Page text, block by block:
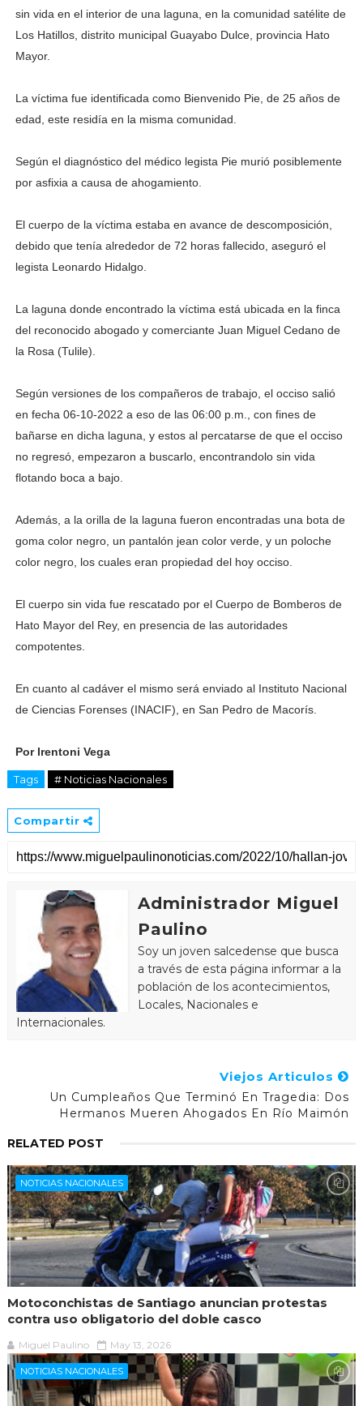
sin vida en el interior de una laguna, en la comunidad satélite de
Los Hatillos, distrito municipal Guayabo Dulce, provincia Hato
Mayor.
La víctima fue identificada como Bienvenido Pie, de 25 años de
edad, este residía en la misma comunidad.
Según el diagnóstico del médico legista Pie murió posiblemente
por asfixia a causa de ahogamiento.
El cuerpo de la víctima estaba en avance de descomposición,
debido que tenía alrededor de 72 horas fallecido, aseguró el
legista Leonardo Hidalgo.
La laguna donde encontrado la víctima está ubicada en la finca
del reconocido abogado y comerciante Juan Miguel Cedano de
la Rosa (Tulile).
Según versiones de los compañeros de trabajo, el occiso salió
en fecha 06-10-2022 a eso de las 06:00 p.m., con fines de
bañarse en dicha laguna, y estos al percatarse de que el occiso
no regresó, empezaron a buscarlo, encontrandolo sin vida
flotando boca a bajo.
Además, a la orilla de la laguna fueron encontradas una bota de
goma color negro, un pantalón jean color verde, y un poloche
color negro, los cuales eran propiedad del hoy occiso.
El cuerpo sin vida fue rescatado por el Cuerpo de Bomberos de
Hato Mayor del Rey, en presencia de las autoridades
compotentes.
En cuanto al cadáver el mismo será enviado al Instituto Nacional
de Ciencias Forenses (INACIF), en San Pedro de Macorís.
Por Irentoni Vega
Tags # Noticias Nacionales
Compartir
Administrador Miguel
Paulino
Soy un joven salcedense que busca
a través de esta página informar a la
población de los acontecimientos,
Locales, Nacionales e
Internacionales.
Viejos Articulos
Un Cumpleaños Que Terminó En Tragedia: Dos
Hermanos Mueren Ahogados En Río Maimón
RELATED POST
NOTICIAS NACIONALES
Motoconchistas de Santiago anuncian protestas
contra uso obligatorio del doble casco
Miguel Paulino May 13, 2026
NOTICIAS NACIONALES